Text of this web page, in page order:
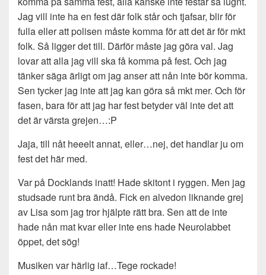
Jag vill inte ha en fest där folk står och tjafsar, blir för
fulla eller att polisen måste komma för att det är för mkt
folk. Så ligger det till. Därför måste jag göra val. Jag
lovar att alla jag vill ska få komma på fest. Och jag
tänker säga ärligt om jag anser att nån inte bör komma.
Sen tycker jag inte att jag kan göra så mkt mer. Och för
fasen, bara för att jag har fest betyder väl inte det att
det är värsta grejen…:P
Jaja, till nåt heeelt annat, eller…nej, det handlar ju om
fest det här med.
Var på Docklands inatt! Hade skitont i ryggen. Men jag
studsade runt bra ändå. Fick en alvedon liknande grej
av Lisa som jag tror hjälpte rätt bra. Sen att de inte
hade nån mat kvar eller inte ens hade Neurolabbet
öppet, det sög!
Musiken var härlig iaf…Tege rockade!